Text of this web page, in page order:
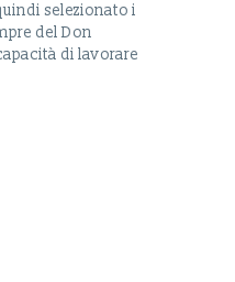
selezionato i
del Don
di lavorare